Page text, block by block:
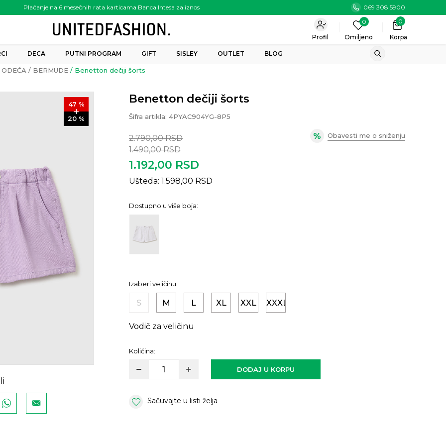
Plaćanje na 6 mesečnih rata karticama Banca Intesa za iznos
preko 6.000.00 rsd
069 308 5900
Korpa
0
0
Omiljeno
Profil
DECA PUTNI PROGRAM GIFT SISLEY OUTLET BLOG
ODEĆA BERMUDE Benetton dečiji šorts
47 %
20 %
Benetton dečiji šorts
Šifra artikla: 4PYAC904YG-8P5
2.790,00 RSD
1.490,00 RSD
1.192,00 RSD
Ušteda: 1.598,00 RSD
Obavesti me o sniženju
Dostupno u više boja:
Izaberi veličinu:
S M L XL XXL XXXL
Vodič za veličinu
Količina:
DODAJ U KORPU
Sačuvajte u listi želja